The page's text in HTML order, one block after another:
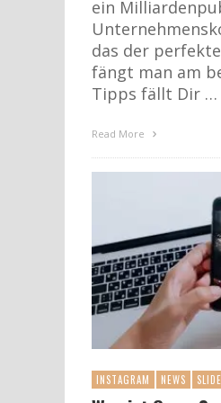
ein
das der
fängt man am
Tipps fällt Dir …
Read More
INSTAGRAM NEWS